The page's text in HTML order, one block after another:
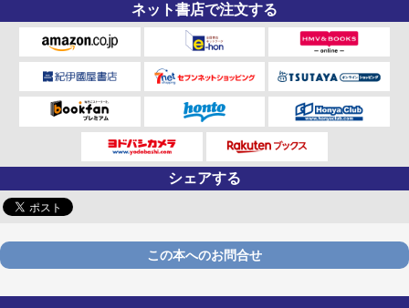
ネット書店で注文する
シェアする
この本へのお問合せ